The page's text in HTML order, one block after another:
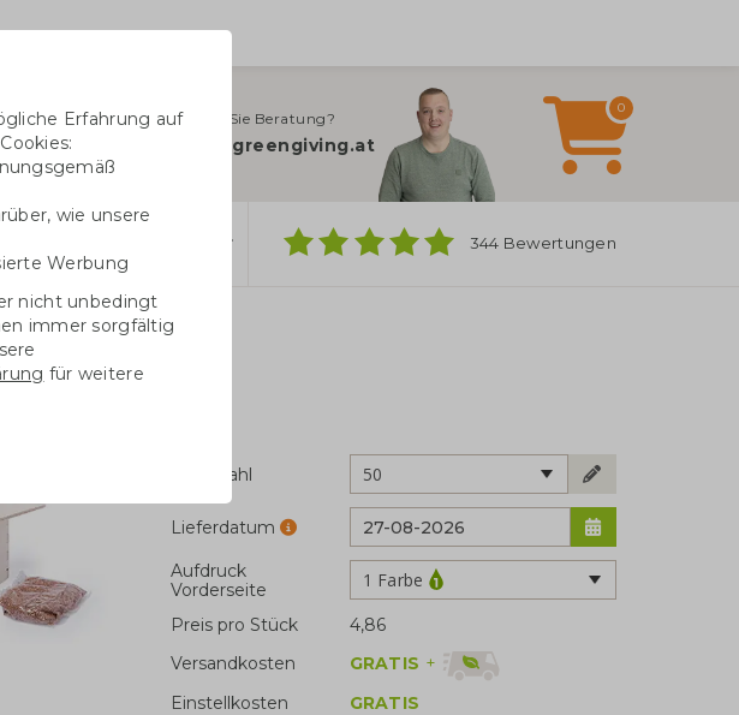
Benötigen Sie Beratung?
info@greengiving.at
0
Kugelschreiber 344 Bewertungen
Stückzahl 50
Lieferdatum
Aufdruck
Vorderseite
1 Farbe
Preis pro Stück
4,86
Versandkosten
GRATIS +
Einstellkosten
GRATIS
Erfahrung auf
wie unsere
Werbung
nicht unbedingt
immer sorgfältig
für weitere